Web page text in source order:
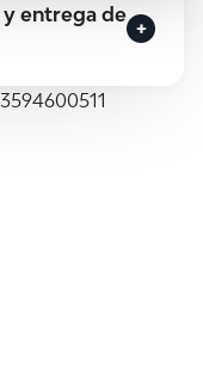
y entrega de